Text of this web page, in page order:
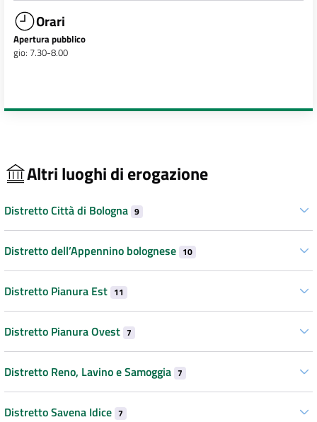
Orari
Apertura pubblico
gio: 7.30-8.00
Altri luoghi di erogazione
Distretto Città di Bologna 9
Distretto dell’Appennino bolognese 10
Distretto Pianura Est 11
Distretto Pianura Ovest 7
Distretto Reno, Lavino e Samoggia 7
Distretto Savena Idice 7